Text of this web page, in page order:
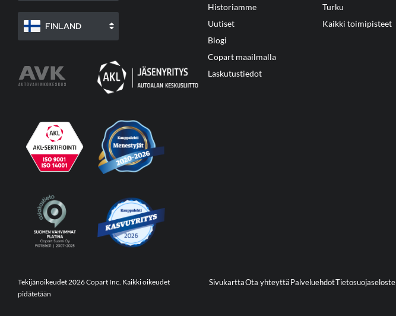
FINLAND
Historiamme
Uutiset
Blogi
Copart maailmalla
Laskutustiedot
Turku
Kaikki toimipisteet
Tekijänoikeudet 2026 Copart Inc. Kaikki oikeudet
pidätetään
SivukarttaOta yhteyttäPalveluehdotTietosuojaseloste